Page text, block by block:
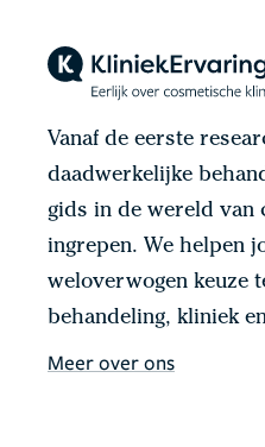
Vanaf de eerste
daadwerkelijke
gids in de wereld van
ingrepen. We helpen
weloverwogen keuze
behandeling, kliniek
Meer over ons